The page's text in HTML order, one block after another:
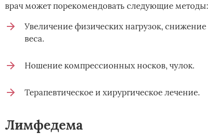
врач может порекомендовать следующие методы:
Увеличение физических нагрузок, снижение
веса.
Ношение компрессионных носков, чулок.
Терапевтическое и хирургическое лечение.
Лимфедема